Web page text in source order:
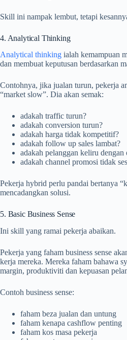
Skill ini nampak lembut, tetapi
4. Analytical Thinking
Analytical thinking ialah kemampuan
dan membuat keputusan berdasarkan
Contohnya, jika jualan turun, pekerja
“market slow”. Dia akan semak:
adakah traffic turun?
adakah conversion turun?
adakah harga tidak kompetitif?
adakah follow up sales lambat?
adakah pelanggan keliru dengan
adakah channel promosi tidak
Pekerja hybrid perlu pandai bertanya
mencadangkan solusi.
5. Basic Business Sense
Ini skill yang ramai pekerja abaikan.
Pekerja yang faham business sense
kerja mereka. Mereka faham bahawa
margin, produktiviti dan kepuasan
Contoh business sense:
faham beza jualan dan untung
faham kenapa cashflow penting
faham kos masa pekerja